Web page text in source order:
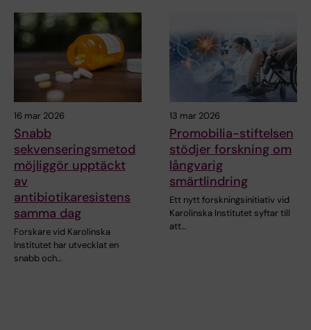
16 mar 2026
Snabb
sekvenseringsmetod
möjliggör upptäckt
av
antibiotikaresistens
samma dag
Forskare vid Karolinska
Institutet har utvecklat en
snabb och…
13 mar 2026
Promobilia-stiftelsen
stödjer forskning om
långvarig
smärtlindring
Ett nytt forskningsinitiativ vid
Karolinska Institutet syftar till
att…